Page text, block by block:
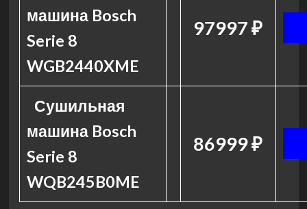
машина Bosch
Serie 8
WGB2440XME
97997 ₽
Сушильная
машина Bosch
Serie 8
WQB245B0ME
86999 ₽